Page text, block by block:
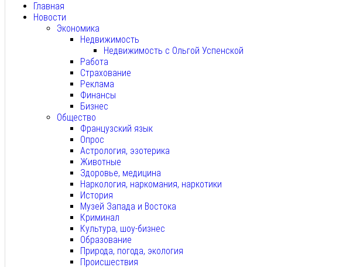
Главная
Новости
Экономика
Недвижимость
Недвижимость с Ольгой Успенской
Работа
Страхование
Реклама
Финансы
Бизнес
Общество
Французский язык
Опрос
Астрология, эзотерика
Животные
Здоровье, медицина
Наркология, наркомания, наркотики
История
Музей Запада и Востока
Криминал
Культура, шоу-бизнес
Образование
Природа, погода, экология
Происшествия